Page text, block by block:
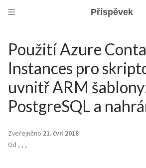
Příspěvek
Použití Azure
Instances pro
uvnitř ARM
PostgreSQL a
Zveřejněno 21. čvn 2018
Od , , ,